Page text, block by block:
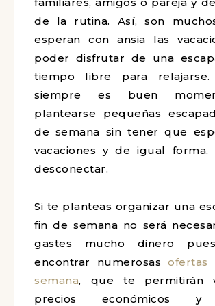
de la rutina. Así, son
esperan con ansia las
poder disfrutar de una
tiempo libre para
siempre es buen
plantearse pequeñas
de semana sin tener que
vacaciones y de igual forma,
desconectar.
Si te planteas organizar una
fin de semana no será
gastes mucho dinero
encontrar numerosas
semana, que te permitirán
precios económicos y